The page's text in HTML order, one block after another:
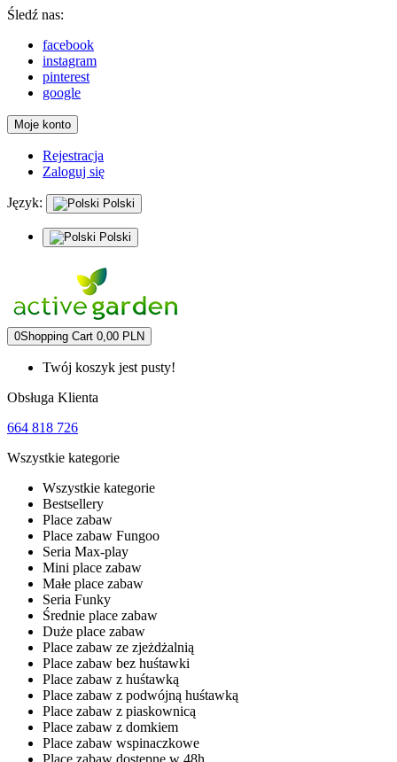
Śledź nas:
facebook
instagram
pinterest
google
Moje konto
Rejestracja
Zaloguj się
Język: Polski
Polski
0Shopping Cart 0,00 PLN
Twój koszyk jest pusty!
Obsługa Klienta
664 818 726
Wszystkie kategorie
Wszystkie kategorie
Bestsellery
Place zabaw
Place zabaw Fungoo
Seria Max-play
Mini place zabaw
Małe place zabaw
Seria Funky
Średnie place zabaw
Duże place zabaw
Place zabaw ze zjeżdżalnią
Place zabaw bez huśtawki
Place zabaw z huśtawką
Place zabaw z podwójną huśtawką
Place zabaw z piaskownicą
Place zabaw z domkiem
Place zabaw wspinaczkowe
Place zabaw dostępne w 48h